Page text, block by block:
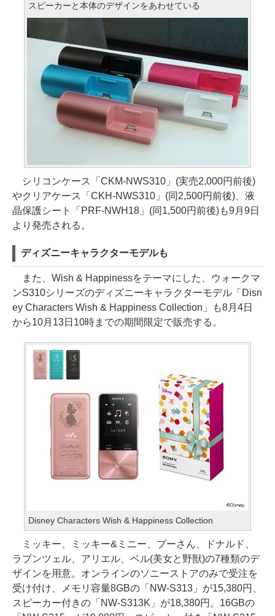
スピーカーと本体のデザインをあわせている
シリコンケース「CKM-NWS310」(実売2,000円前後)
やクリアケース「CKH-NWS310」(同2,500円前後)、液
晶保護シート「PRF-NWH18」(同1,500円前後)も9月9日
より発売される。
ディズニーキャラクターモデルも
また、Wish & Happinessをテーマにした、ウォークマ
ンS310シリーズのディズニーキャラクターモデル「Disn
ey Characters Wish & Happiness Collection」も8月4日
から10月13日10時までの期間限定で販売する。
Disney Characters Wish & Happiness Collection
ミッキー、ミッキー&ミニー、プーさん、ドナルド、
ラプンツェル、アリエル、ベル(美女と野獣)の7種類のデ
ザインを用意。オンラインのソニーストアのみで受注を
受け付け、メモリ容量8GBの「NW-S313」が15,380円、
スピーカー付きの「NW-S313K」が18,380円。16GBの